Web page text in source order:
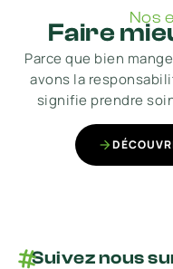
Nos
Faire
Parce que bien
avons la
signifie prendre
Suivez nous